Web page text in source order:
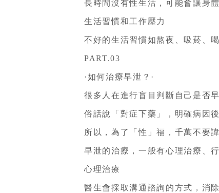
長時間沒有性生活，可能會讓身
生活習慣和工作壓力
不好的生活習慣如熬夜、吸菸、
PART.03
·如何治療早泄？·
很多人在進行盲目判斷自己是否
俗話說「對症下藥」，明確病因
所以，為了「性」福，千萬不要
早泄的治療，一般有心理治療、
心理治療
醫生會採取溝通諮詢的方式，消